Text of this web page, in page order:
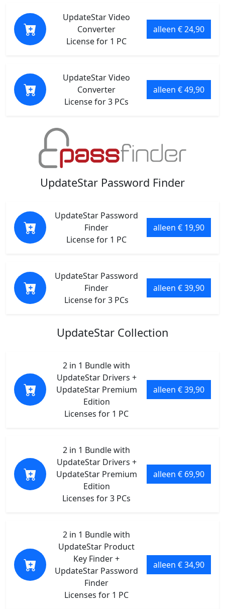
UpdateStar Video
Converter
License for 1 PC
alleen € 24,90
UpdateStar Video
Converter
License for 3 PCs
alleen € 49,90
UpdateStar Password Finder
UpdateStar Password
Finder
License for 1 PC
alleen € 19,90
UpdateStar Password
Finder
License for 3 PCs
alleen € 39,90
UpdateStar Collection
2 in 1 Bundle with
UpdateStar Drivers +
UpdateStar Premium
Edition
Licenses for 1 PC
alleen € 39,90
2 in 1 Bundle with
UpdateStar Drivers +
UpdateStar Premium
Edition
Licenses for 3 PCs
alleen € 69,90
2 in 1 Bundle with
UpdateStar Product
Key Finder +
UpdateStar Password
Finder
Licenses for 1 PC
alleen € 34,90